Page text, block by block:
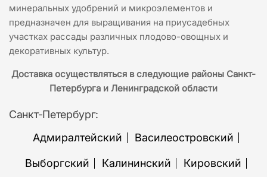
минеральных удобрений и микроэлементов и
предназначен для выращивания на приусадебных
участках рассады различных плодово-овощных и
декоративных культур.
Доставка осуществляться в следующие районы Санкт-
Петербурга и Ленинградской области
Санкт-Петербург:
Адмиралтейский
Василеостровский
Выборгский Калининский Кировский